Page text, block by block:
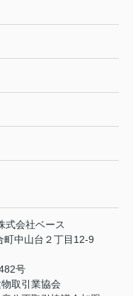
会社ベース
町中山台２丁目12-9
号
取引業協会